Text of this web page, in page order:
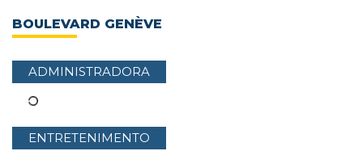
BOULEVARD GENÈVE
ADMINISTRADORA
ENTRETENIMENTO